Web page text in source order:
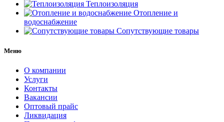
Теплоизоляция
Отопление и
водоснабжение
Сопутствующие товары
Меню
О компании
Услуги
Контакты
Вакансии
Оптовый прайс
Ликвидация